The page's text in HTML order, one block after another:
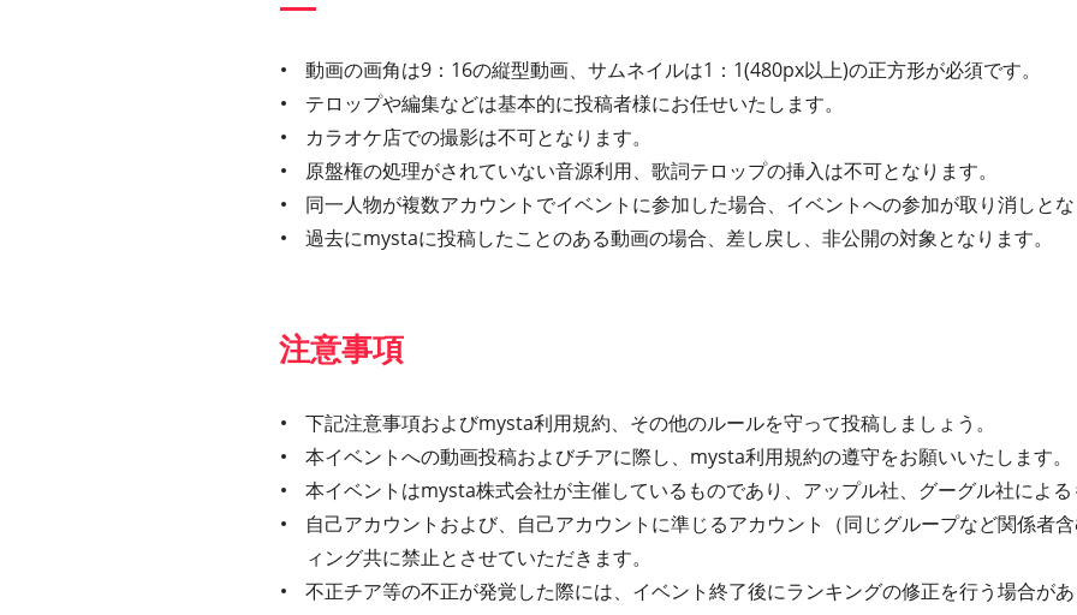
動画の画角は9：16の縦型動画、サムネイルは1：1(480px以上)の正方形が必須です。
テロップや編集などは基本的に投稿者様にお任せいたします。
カラオケ店での撮影は不可となります。
原盤権の処理がされていない音源利用、歌詞テロップの挿入は不可となります。
同一人物が複数アカウントでイベントに参加した場合、イベントへの参加が取り消しと
過去にmystaに投稿したことのある動画の場合、差し戻し、非公開の対象となります。
注意事項
下記注意事項およびmysta利用規約、その他のルールを守って投稿しましょう。
本イベントへの動画投稿およびチアに際し、mysta利用規約の遵守をお願いいたします。
本イベントはmysta株式会社が主催しているものであり、アップル社、グーグル社によ
自己アカウントおよび、自己アカウントに準じるアカウント（同じグループなど関係者
ィング共に禁止とさせていただきます。
不正チア等の不正が発覚した際には、イベント終了後にランキングの修正を行う場合が